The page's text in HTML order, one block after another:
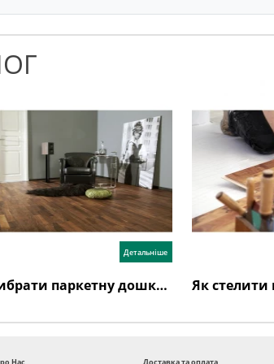
Детальніше
Як вибрати паркетну дошку: поради експертів та відгуки